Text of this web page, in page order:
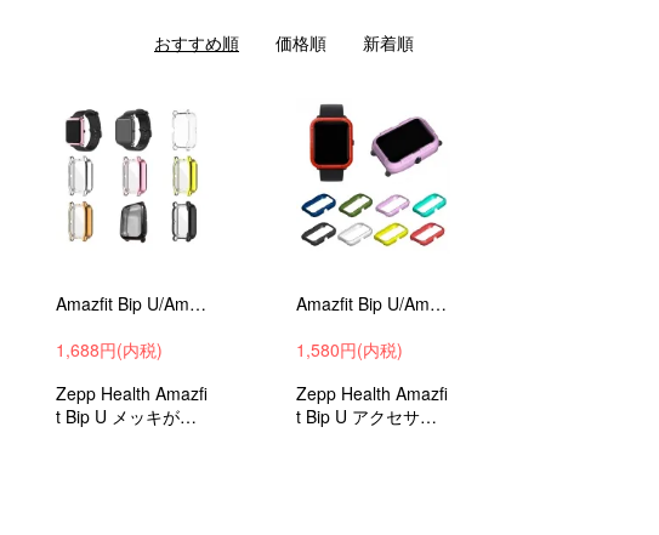
おすすめ順 価格順 新着順
Amazfit Bip U/Amazfit Bip U Pro メッキ ケース/カバー 保護ケース カバー ソフトTPU メッキ プロテクターカバー 耐衝撃
1,688円(内税)
Zepp Health Amazfi
t Bip U メッキがお
Amazfit Bip U/Amazfit Bip U Pro ケース/カバー PC リングカバーケース/カバーレディース メンズ 保護ケース
1,580円(内税)
Zepp Health Amazfi
t Bip U アクセサリ